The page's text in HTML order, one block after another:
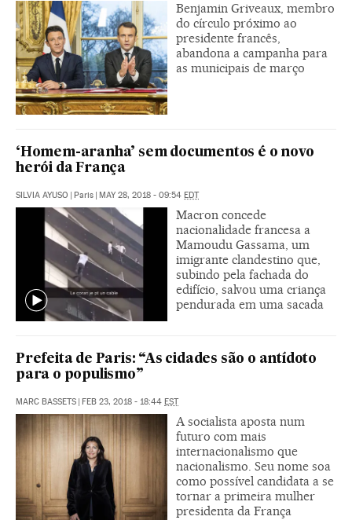
Benjamin Griveaux, membro
do círculo próximo ao
presidente francês,
abandona a campanha para
as municipais de março
‘Homem-aranha’ sem documentos é o novo
herói da França
SILVIA AYUSO Paris MAY 28, 2018 - 09:54 EDT
Macron concede
nacionalidade francesa a
Mamoudu Gassama, um
imigrante clandestino que,
subindo pela fachada do
edifício, salvou uma criança
pendurada em uma sacada
Prefeita de Paris: “As cidades são o antídoto
para o populismo”
MARC BASSETS | FEB 23, 2018 - 18:44 EST
A socialista aposta num
futuro com mais
internacionalismo que
nacionalismo. Seu nome soa
como possível candidata a se
tornar a primeira mulher
presidenta da França